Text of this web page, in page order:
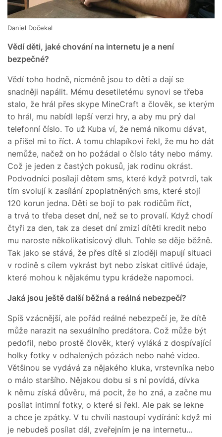
Daniel Dočekal
Vědí děti, jaké chování na internetu je a není
bezpečné?
Vědí toho hodně, nicméně jsou to děti a dají se
snadněji napálit. Mému desetiletému synovi se třeba
stalo, že hrál přes skype MineCraft a člověk, se kterým
to hrál, mu nabídl lepší verzi hry, a aby mu prý dal
telefonní číslo. To už Kuba ví, že nemá nikomu dávat,
a přišel mi to říct. A tomu chlapíkovi řekl, že mu ho dát
nemůže, načež on ho požádal o číslo táty nebo mámy.
Což je jeden z častých pokusů, jak rodinu okrást.
Podvodníci posílají dětem sms, které když potvrdí, tak
tím svolují k zasílání zpoplatněných sms, které stojí
120 korun jedna. Děti se bojí to pak rodičům říct,
a trvá to třeba deset dní, než se to provalí. Když chodí
čtyři za den, tak za deset dní zmizí dítěti kredit nebo
mu naroste několikatisícový dluh. Tohle se děje běžně.
Tak jako se stává, že přes dítě si zloději mapují situaci
v rodině s cílem vykrást byt nebo získat citlivé údaje,
které mohou k nějakému typu krádeže napomoci.
Jaká jsou ještě další běžná a reálná nebezpečí?
Spíš vzácnější, ale pořád reálné nebezpečí je, že dítě
může narazit na sexuálního predátora. Což může být
pedofil, nebo prostě člověk, který vyláká z dospívající
holky fotky v odhalených pózách nebo nahé video.
Většinou se vydává za nějakého kluka, vrstevníka nebo
o málo staršího. Nějakou dobu si s ní povídá, dívka
k němu získá důvěru, má pocit, že ho zná, a začne mu
posílat intimní fotky, o které si řekl. Ale pak se lekne
a chce je zpátky. V tu chvíli nastoupí vydírání: když mi
je nebudeš posílat dál, zveřejním je na internetu…